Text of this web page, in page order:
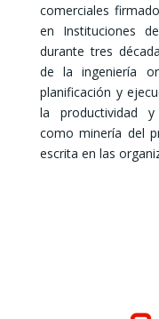
comerciales
en Instituciones
durante tres
de la ingeniería
planificación y
la productividad y
como minería del
escrita en las